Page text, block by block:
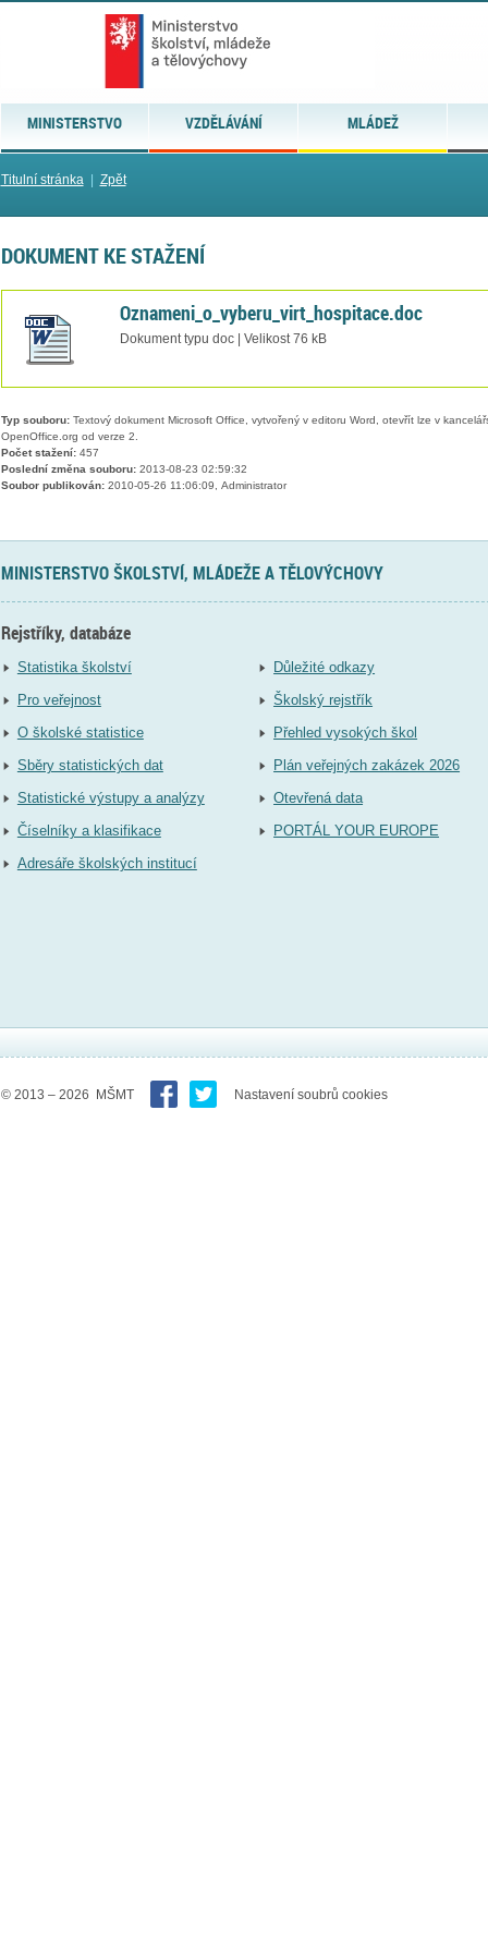
MINISTERSTVO VZDĚLÁVÁNÍ MLÁDEŽ
Titulní stránka| Zpět
DOKUMENT KE STAŽENÍ
Oznameni_o_vyberu_virt_hospitace.doc
Dokument typu doc | Velikost 76 kB
Typ souboru:Textový dokument Microsoft Office, vytvořený v editoru Word, otevřít lze v
OpenOffice.org od verze 2.
Počet stažení:457
Poslední změna souboru:2013-08-23 02:59:32
Soubor publikován:2010-05-26 11:06:09, Administrator
MINISTERSTVO ŠKOLSTVÍ, MLÁDEŽE A TĚLOVÝCHOVY
Rejstříky, databáze
Statistika školství
Pro veřejnost
O školské statistice
Sběry statistických dat
Statistické výstupy a analýzy
Číselníky a klasifikace
Adresáře školských institucí
Důležité odkazy
Školský rejstřík
Přehled vysokých škol
Plán veřejných zakázek 2026
Otevřená data
PORTÁL YOUR EUROPE
© 2013 – 2026 MŠMT Nastavení soubrů cookies